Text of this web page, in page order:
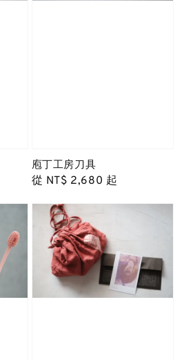
庖丁工房刀具
Regular
從 NT$ 2,680 起